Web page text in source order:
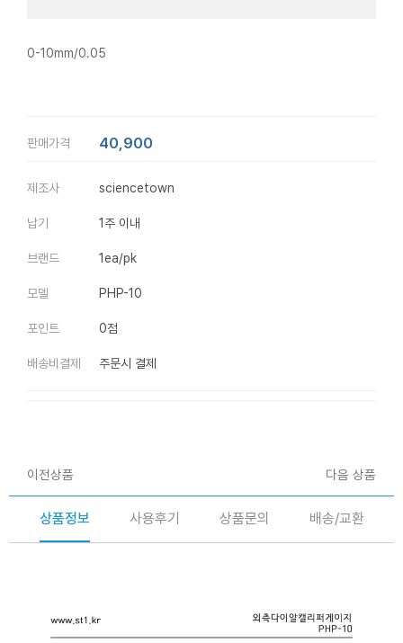
0-10mm/0.05
판매가격 40,900
제조사 sciencetown
납기 1주 이내
브랜드 1ea/pk
모델 PHP-10
포인트 0점
배송비결제 주문시 결제
이전상품 다음 상품
상품정보 사용후기 상품문의 배송/교환